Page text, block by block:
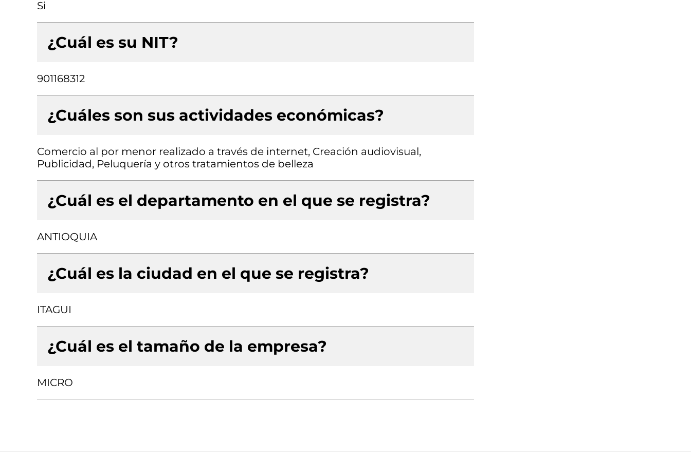
Si
¿Cuál es su NIT?
901168312
¿Cuáles son sus actividades económicas?
Comercio al por menor realizado a través de internet, Creación audiovisual,
Publicidad, Peluquería y otros tratamientos de belleza
¿Cuál es el departamento en el que se registra?
ANTIOQUIA
¿Cuál es la ciudad en el que se registra?
ITAGUI
¿Cuál es el tamaño de la empresa?
MICRO